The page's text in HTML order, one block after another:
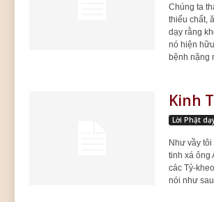
Chúng ta
thiếu chất,
dạy rằng
nó hiện
bệnh nặng
Kinh
Lời Phật
Như vầy tôi
tinh xá ông
các Tỷ-
nói như